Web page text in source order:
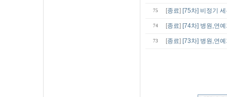
75 [종료] [75차] 비정기
74 [종료] [74차] 병원,연
73 [종료] [73차] 병원,연